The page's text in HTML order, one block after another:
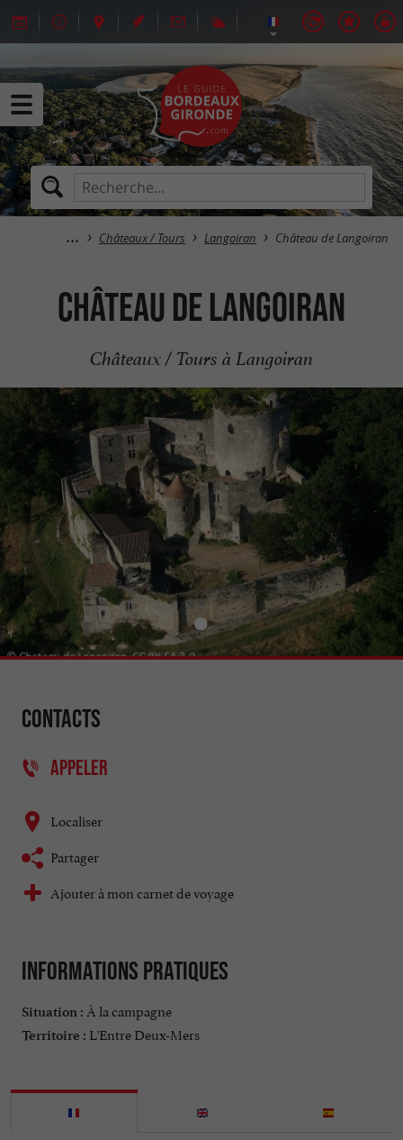
Châteaux / Tours Langoiran Château de Langoiran
Château de Langoiran
Châteaux / Tours à Langoiran
Contacts
APPELER
Localiser
Partager
Ajouter à mon carnet de voyage
Informations pratiques
Situation : À la campagne
Territoire : L'Entre Deux-Mers